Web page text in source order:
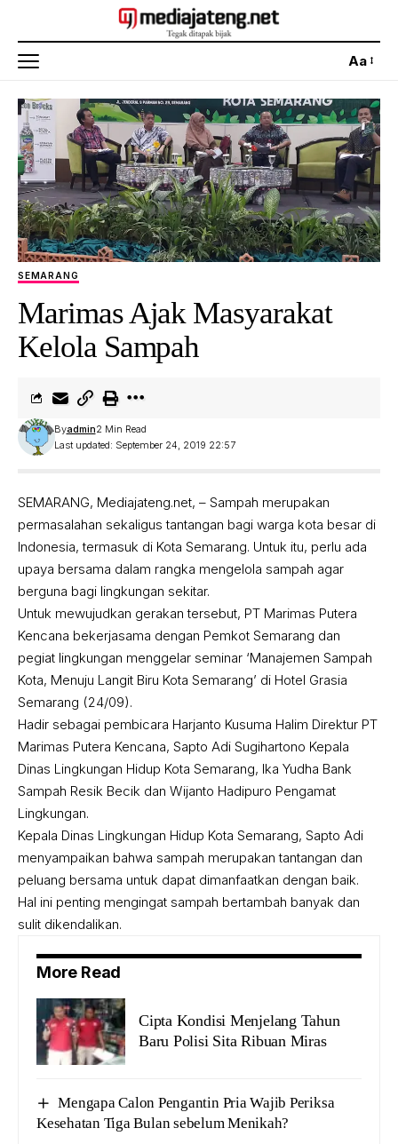
Aa
SEMARANG
Marimas Ajak Masyarakat
Kelola Sampah
Last updated: September 24, 2019 22:57
Byadmin2 Min Read
SEMARANG, Mediajateng.net, – Sampah merupakan
permasalahan sekaligus tantangan bagi warga kota besar di
Indonesia, termasuk di Kota Semarang. Untuk itu, perlu ada
upaya bersama dalam rangka mengelola sampah agar
berguna bagi lingkungan sekitar.
Untuk mewujudkan gerakan tersebut, PT Marimas Putera
Kencana bekerjasama dengan Pemkot Semarang dan
pegiat lingkungan menggelar seminar ‘Manajemen Sampah
Kota, Menuju Langit Biru Kota Semarang’ di Hotel Grasia
Semarang (24/09).
Hadir sebagai pembicara Harjanto Kusuma Halim Direktur PT
Marimas Putera Kencana, Sapto Adi Sugihartono Kepala
Dinas Lingkungan Hidup Kota Semarang, Ika Yudha Bank
Sampah Resik Becik dan Wijanto Hadipuro Pengamat
Lingkungan.
Kepala Dinas Lingkungan Hidup Kota Semarang, Sapto Adi
menyampaikan bahwa sampah merupakan tantangan dan
peluang bersama untuk dapat dimanfaatkan dengan baik.
Hal ini penting mengingat sampah bertambah banyak dan
sulit dikendalikan.
More Read
Cipta Kondisi Menjelang Tahun
Baru Polisi Sita Ribuan Miras
Mengapa Calon Pengantin Pria Wajib Periksa
Kesehatan Tiga Bulan sebelum Menikah?